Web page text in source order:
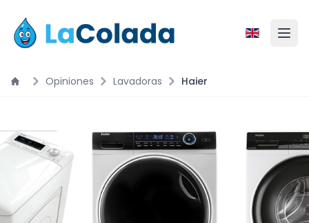
Opiniones Lavadoras Haier